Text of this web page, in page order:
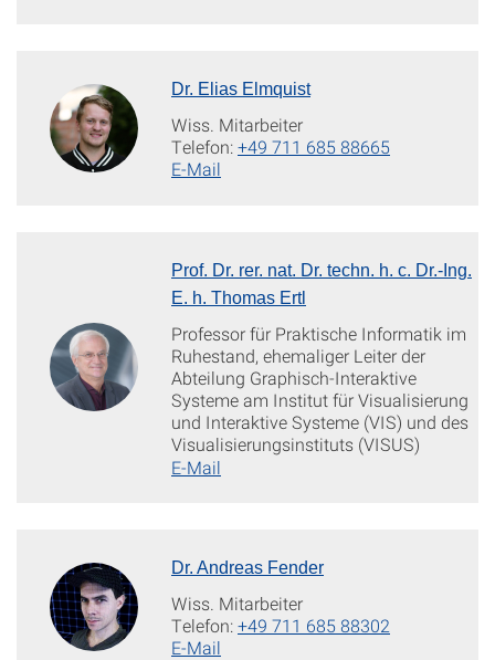
Dr. Elias Elmquist
Wiss. Mitarbeiter
Telefon:+49 711 685 88665
E-Mail
Prof. Dr. rer. nat. Dr. techn. h. c. Dr.-Ing.
E. h. Thomas Ertl
Professor für Praktische Informatik im
Ruhestand, ehemaliger Leiter der
Abteilung Graphisch-Interaktive
Systeme am Institut für Visualisierung
und Interaktive Systeme (VIS) und des
Visualisierungsinstituts (VISUS)
E-Mail
Dr. Andreas Fender
Wiss. Mitarbeiter
Telefon:+49 711 685 88302
E-Mail